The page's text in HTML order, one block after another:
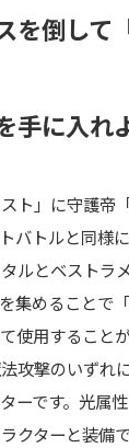
を倒して
手に入れ
ト」に守護帝
バトルと同様
ルとベストラ
集めることで
使用すること
攻撃のいずれ
ーです。光属
クターと装備